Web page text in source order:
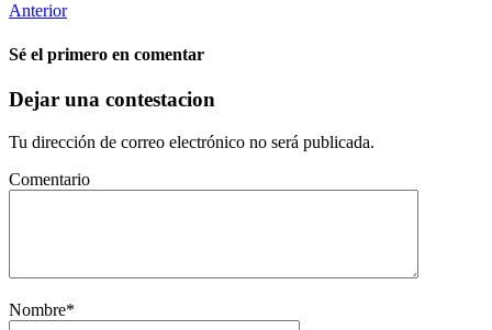
Anterior
Sé el primero en comentar
Dejar una contestacion
Tu dirección de correo electrónico no será publicada.
Comentario
Nombre*